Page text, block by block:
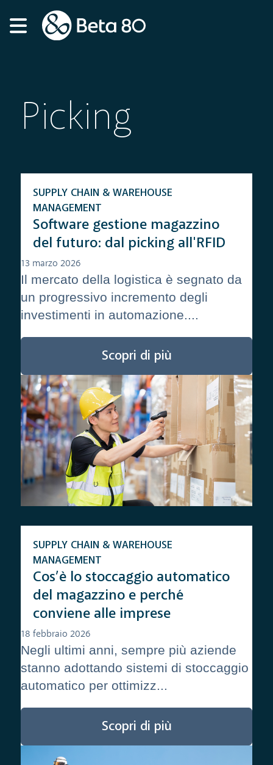
Picking
Software gestione magazzino
del futuro: dal picking all'RFID
SUPPLY CHAIN & WAREHOUSE
MANAGEMENT
13 marzo 2026
Il mercato della logistica è segnato da
un progressivo incremento degli
investimenti in automazione....
Scopri di più
Cos’è lo stoccaggio automatico
del magazzino e perché
conviene alle imprese
SUPPLY CHAIN & WAREHOUSE
MANAGEMENT
18 febbraio 2026
Negli ultimi anni, sempre più aziende
stanno adottando sistemi di stoccaggio
automatico per ottimizz...
Scopri di più